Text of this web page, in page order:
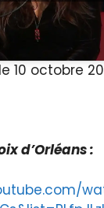
10 octobre
d’Orléans :